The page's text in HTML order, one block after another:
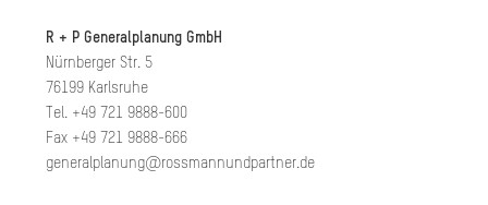
R + P Generalplanung GmbH
Nürnberger Str. 5
76199 Karlsruhe
Tel. +49 721 9888-600
Fax +49 721 9888-666
generalplanung@rossmannundpartner.de